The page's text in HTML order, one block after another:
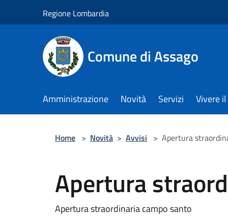
Regione Lombardia
Comune di Assago
Amministrazione Novità Servizi Vivere
Home > Novità > Avvisi > Apertura
Apertura
Apertura straordinaria campo santo